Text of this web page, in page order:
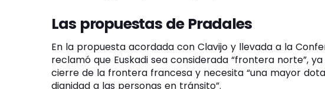
Las propuestas de Pradales
En la propuesta acordada con Clavijo y llevada a la
reclamó que Euskadi sea considerada “frontera norte”,
cierre de la frontera francesa y necesita “una mayor
dignidad a las personas en tránsito”.